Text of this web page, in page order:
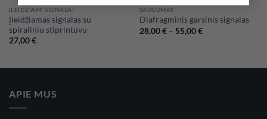
ĮLEIDŽIAMI SIGNALAI
Įleidžiamas signalas su
spiraliniu stiprintuvu
27,00€
SAUGUMAS
Diafragminis garsinis signalas
28,00€ – 55,00€Price
APIE MUS